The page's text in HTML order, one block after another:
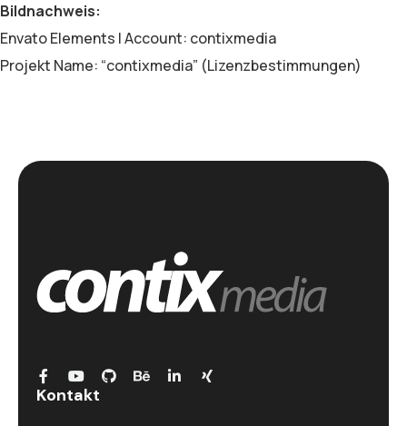
Bildnachweis:
Envato Elements | Account: contixmedia
Projekt Name: “contixmedia” (Lizenzbestimmungen)
Kontakt